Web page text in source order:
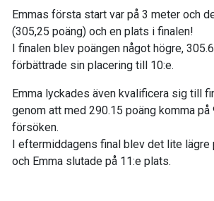
Emmas första start var på 3 meter och
(305,25 poäng) och en plats i finalen!
I finalen blev poängen något högre,
förbättrade sin placering till 10:e.
Emma lyckades även kvalificera sig till
genom att med 290.15 poäng komma på
försöken.
I eftermiddagens final blev det lite lägre
och Emma slutade på 11:e plats.